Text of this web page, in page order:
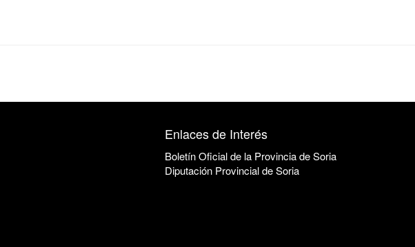
Enlaces de Interés
Boletín Oficial de la Provincia de Soria
Diputación Provincial de Soria